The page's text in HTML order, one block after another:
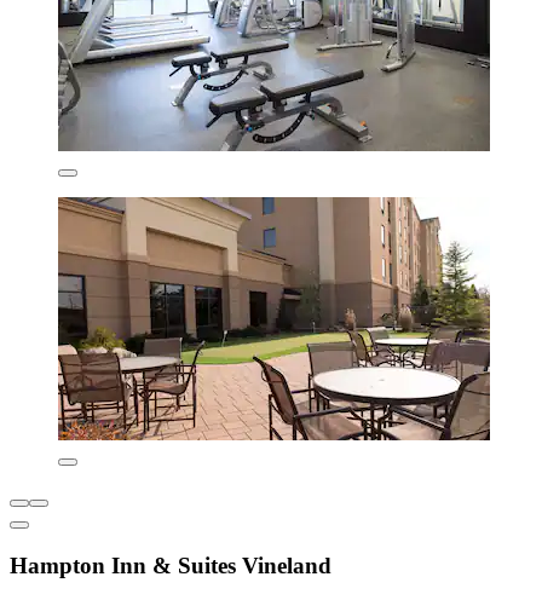
Hampton Inn & Suites Vineland